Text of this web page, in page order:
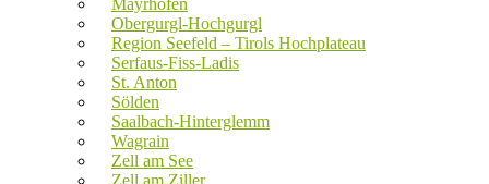
Mayrhofen
Obergurgl-Hochgurgl
Region Seefeld – Tirols Hochplateau
Serfaus-Fiss-Ladis
St. Anton
Sölden
Saalbach-Hinterglemm
Wagrain
Zell am See
Zell am Ziller